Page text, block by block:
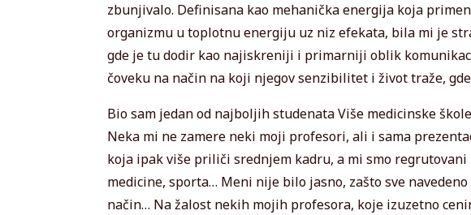
zbunjivalo. Definisana kao mehanička energija koja
organizmu u toplotnu energiju uz niz efekata, bila mi je
gde je tu dodir kao najiskreniji i primarniji oblik
čoveku na način na koji njegov senzibilitet i život traže,
Bio sam jedan od najboljih studenata Više medicinske
Neka mi ne zamere neki moji profesori, ali i sama
koja ipak više priliči srednjem kadru, a mi smo
medicine, sporta… Meni nije bilo jasno, zašto sve
način… Na žalost nekih mojih profesora, koje izuzetno